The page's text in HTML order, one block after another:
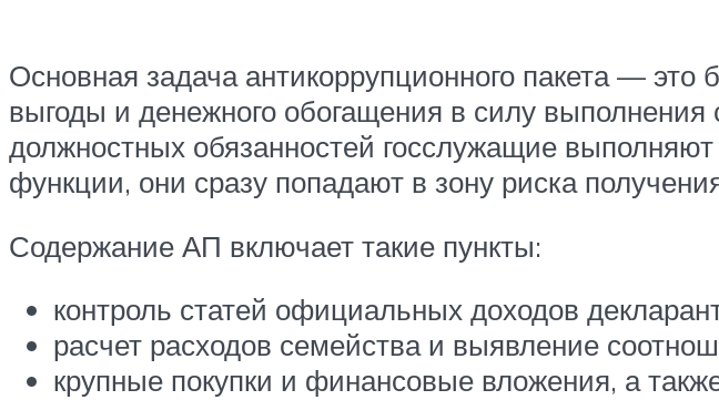
Основная задача антикоррупционного пакета —
выгоды и денежного обогащения в силу
должностных обязанностей госслужащие
функции, они сразу попадают в зону риска
Содержание АП включает такие пункты:
контроль статей официальных доходов
расчет расходов семейства и выявление
крупные покупки и финансовые вложения, а